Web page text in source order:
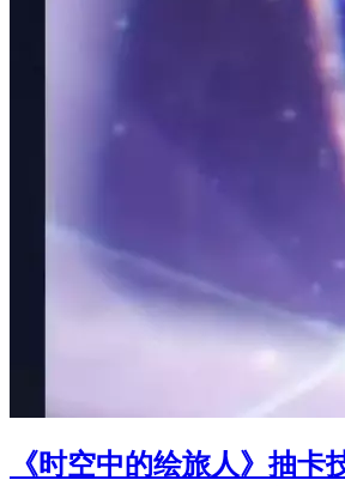
《时空中的绘旅人》抽卡